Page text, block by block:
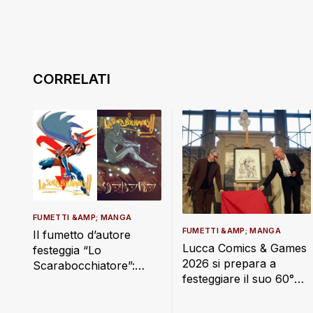
Il fumetto d’autore
festeggia “Lo
Scarabocchiatore”:
FUMETTI &AMP; MANGA
Lucca Comics & Games
2026 si prepara a
festeggiare il suo 60°
FUMETTI &AMP; MANGA